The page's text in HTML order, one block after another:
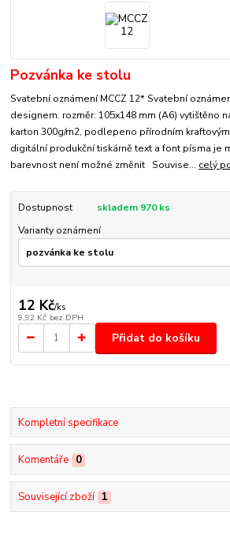
Pozvánka ke stolu
Svatební oznámení MCCZ 12* Svatební
designem. rozměr: 105x148 mm (A6) vytištěno
karton 300g/m2, podlepeno přírodním
digitální produkční tiskárně text a font písma je
barevnost není možné změnit Souvise... celý
Dostupnost
skladem 970 ks
Varianty oznámení
12 Kč/ks
9,92 Kč bez DPH
Přidat do košíku
Kompletní specifikace
Komentáře 0
Související zboží 1